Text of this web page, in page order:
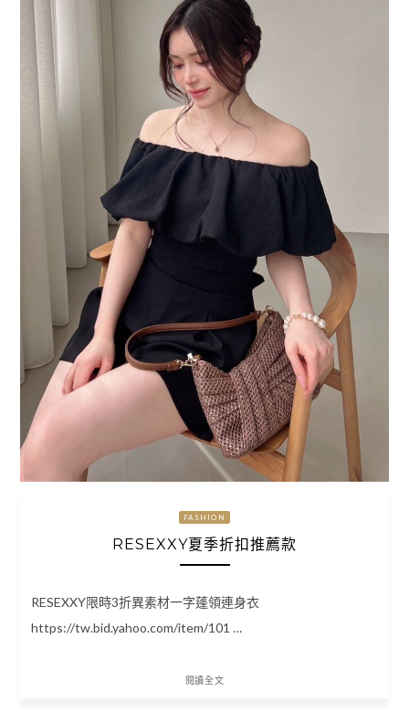
FASHION
RESEXXY夏季折扣推薦款
RESEXXY限時3折異素材一字蓬領連身衣
https://tw.bid.yahoo.com/item/101 …
閱讀全文